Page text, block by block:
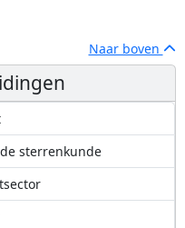
Naar boven
sterrenkunde